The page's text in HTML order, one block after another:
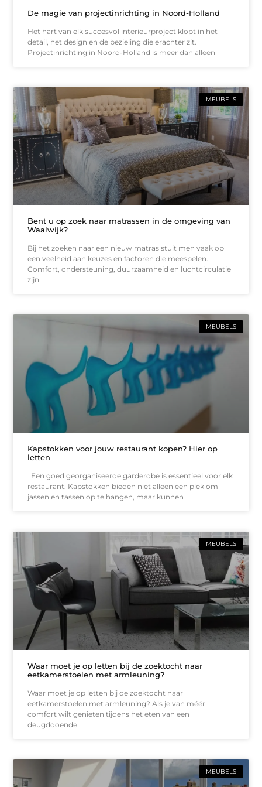
De magie van projectinrichting in Noord-Holland
Het hart van elk succesvol interieurproject klopt in het
detail, het design en de bezieling die erachter zit.
Projectinrichting in Noord-Holland is meer dan alleen
MEUBELS
Bent u op zoek naar matrassen in de omgeving van
Waalwijk?
Bij het zoeken naar een nieuw matras stuit men vaak op
een veelheid aan keuzes en factoren die meespelen.
Comfort, ondersteuning, duurzaamheid en luchtcirculatie
zijn
MEUBELS
Kapstokken voor jouw restaurant kopen? Hier op
letten
Een goed georganiseerde garderobe is essentieel voor elk
restaurant. Kapstokken bieden niet alleen een plek om
jassen en tassen op te hangen, maar kunnen
MEUBELS
Waar moet je op letten bij de zoektocht naar
eetkamerstoelen met armleuning?
Waar moet je op letten bij de zoektocht naar
eetkamerstoelen met armleuning? Als je van méér
comfort wilt genieten tijdens het eten van een
deugddoende
MEUBELS